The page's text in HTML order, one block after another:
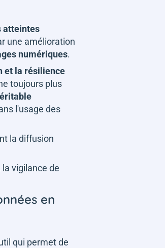
atteintes
une amélioration
numériques.
et la résilience
toujours plus
l'usage des
la diffusion
vigilance de
en
qui permet de